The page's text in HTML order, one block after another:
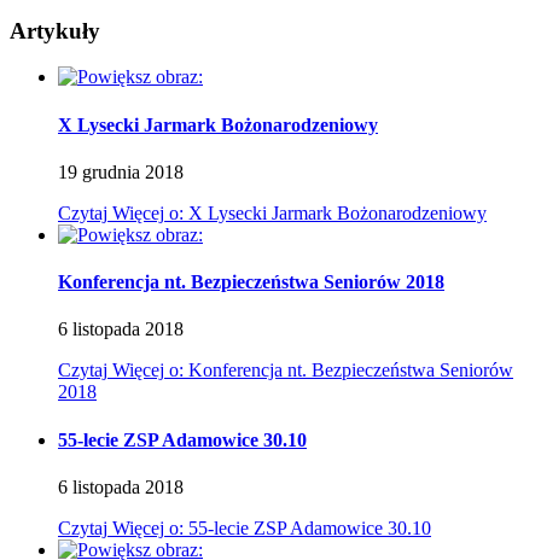
Artykuły
X Lysecki Jarmark Bożonarodzeniowy
19 grudnia 2018
Czytaj Więcej o: X Lysecki Jarmark Bożonarodzeniowy
Konferencja nt. Bezpieczeństwa Seniorów 2018
6 listopada 2018
Czytaj Więcej o: Konferencja nt. Bezpieczeństwa Seniorów
2018
55-lecie ZSP Adamowice 30.10
6 listopada 2018
Czytaj Więcej o: 55-lecie ZSP Adamowice 30.10